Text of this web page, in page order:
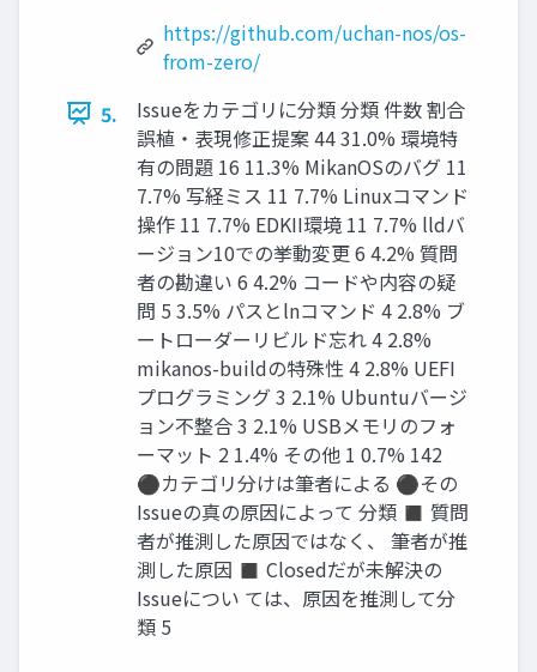
https://github.com/uchan-nos/os-
from-zero/
5.
Issueをカテゴリに分類 分類 件数 割合
誤植・表現修正提案 44 31.0% 環境特
有の問題 16 11.3% MikanOSのバグ 11
7.7% 写経ミス 11 7.7% Linuxコマンド
操作 11 7.7% EDKII環境 11 7.7% lldバ
ージョン10での挙動変更 6 4.2% 質問
者の勘違い 6 4.2% コードや内容の疑
問 5 3.5% パスとlnコマンド 4 2.8% ブ
ートローダーリビルド忘れ 4 2.8%
mikanos-buildの特殊性 4 2.8% UEFI
プログラミング 3 2.1% Ubuntuバージ
ョン不整合 3 2.1% USBメモリのフォ
ーマット 2 1.4% その他 1 0.7% 142
⚫カテゴリ分けは筆者による ⚫その
Issueの真の原因によって 分類 ◼ 質問
者が推測した原因ではなく、 筆者が推
測した原因 ◼ Closedだが未解決の
Issueについ ては、原因を推測して分
類 5